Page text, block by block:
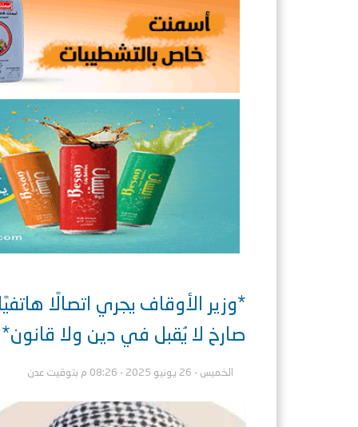
*وزير الأوقاف يجري اتصالًا
صارخ لا يُقبل في دين ولا قانون*
الخميس - 26 يونيو 2025 - 08:26 م بتوقيت عدن